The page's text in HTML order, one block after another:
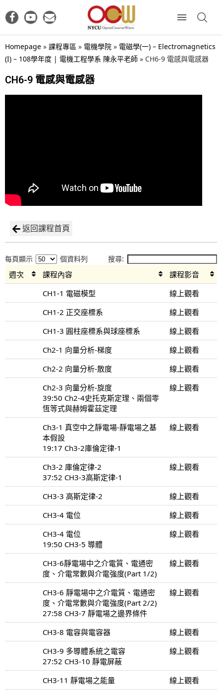
Homepage » 課程專區 » 電機學院 » 電磁學(一) – Electromagnetics
(I) – 108學年度 | 電機工程學系 陳永平老師 » CH6-9 電感與電感器
CH6-9 電感與電感器
返回課程首頁
每頁顯示 個資料列 搜尋:
週次 課程內容
課程影音
CH1-1 電磁模型
線上觀看
CH1-2 正交座標系
線上觀看
CH1-3 圓柱座標系與球座標系
線上觀看
Ch2-1 向量分析-梯度
線上觀看
Ch2-2 向量分析-散度
線上觀看
Ch2-3 向量分析-旋度
39:50 Ch2-4史托克斯定理、兩個零
恆等式與赫姆霍茲定理
線上觀看
Ch3-1 真空中之靜電場-靜電場之基
本假設
19:17 Ch3-2庫倫定律-1
線上觀看
Ch3-2 庫倫定律-2
37:52 CH3-3高斯定律-1
線上觀看
CH3-3 高斯定律-2
線上觀看
CH3-4 電位
線上觀看
CH3-4 電位
19:50 CH3-5 導體
線上觀看
CH3-6靜電場中之介電質、電通密
度、介電常數與介電強度(Part 1/2)
線上觀看
CH3-6 靜電場中之介電質、電通密
度、介電常數與介電強度(Part 2/2)
27:58 CH3-7 靜電場之邊界條件
線上觀看
CH3-8 電容與電容器
線上觀看
CH3-9 多導體系統之電容
27:52 CH3-10 靜電屏蔽
線上觀看
CH3-11 靜電場之能量
線上觀看